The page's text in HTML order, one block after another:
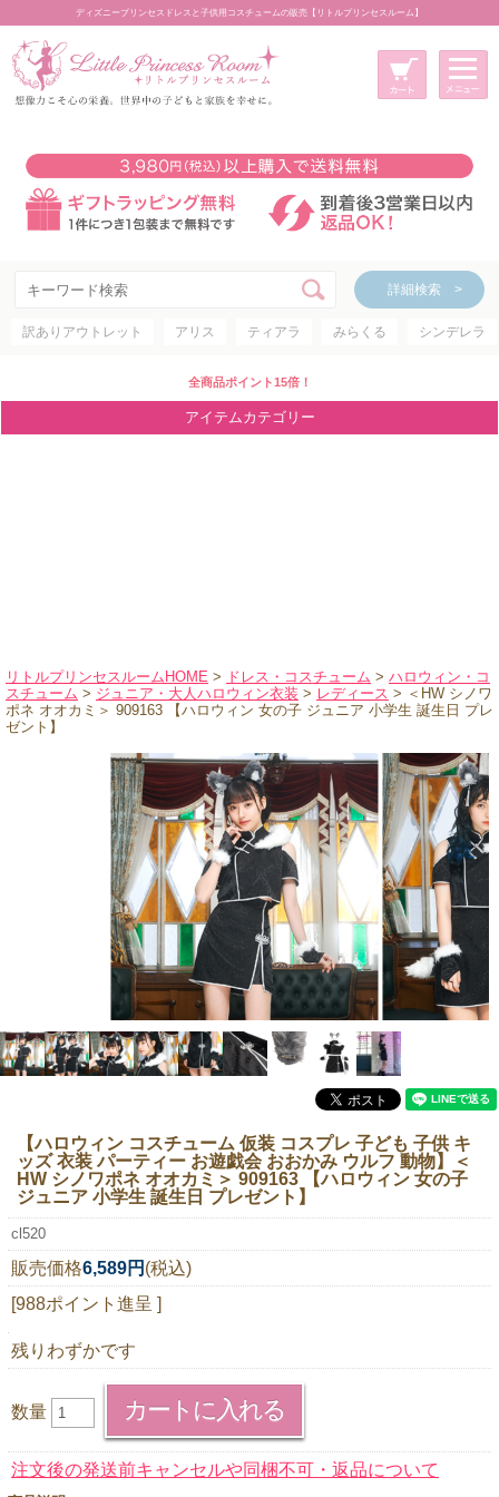
ディズニープリンセスドレスと子供用コスチュームの販売【リトルプリンセスルーム】
詳細検索 >
訳ありアウトレット アリス ティアラ みらくる シンデレラ
全商品ポイント15倍！
アイテムカテゴリー
リトルプリンセスルームHOME > ドレス・コスチューム > ハロウィン・コ
スチューム > ジュニア・大人ハロウィン衣装 > レディース > ＜HW シノワ
ポネ オオカミ＞ 909163 【ハロウィン 女の子 ジュニア 小学生 誕生日 プレ
ゼント】
【ハロウィン コスチューム 仮装 コスプレ 子ども 子供 キ
ッズ 衣装 パーティー お遊戯会 おおかみ ウルフ 動物】
＜
HW シノワポネ オオカミ＞ 909163 【ハロウィン 女の子
ジュニア 小学生 誕生日 プレゼント】
cl520
販売価格6,589円 (税込)
[988ポイント進呈 ]
残りわずかです
数量
注文後の発送前キャンセルや同梱不可・返品について
新規会員登録
マイページ
カート
詳細検索 >
アイテムカテゴリー
ディズニープリンセス
ディズニキャラクター
アウトレット
ショッピングインフォメーション
会社概要
お支払・送料
返品・交換
サイズの測り方
よくあるご質問
レビューを見る
ブログ
ニュースレター購読
マイページログイン
お問い合わせ
当店は持続可能な開発目標「SDGs」を推進しています。
0120-221-040